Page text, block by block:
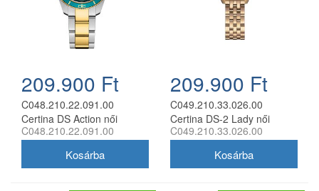
209.900 Ft
C048.210.22.091.00
Certina DS Action női
analóg karóra
C048.210.22.091.00
209.900 Ft
C049.210.33.026.00
Certina DS-2 Lady női
analóg karóra
C049.210.33.026.00